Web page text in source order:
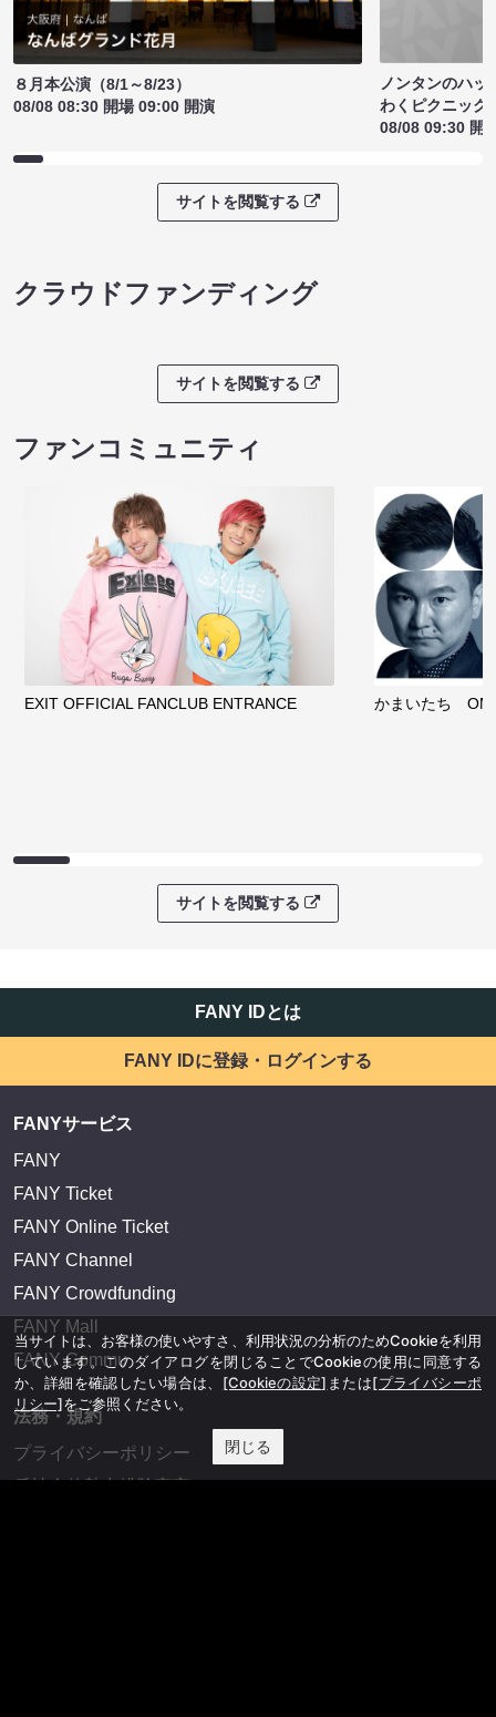
８月本公演（8/1～8/23）
08/08 08:30 開場 09:00 開演
ノンタンのハッ
わくピクニック
08/08 09:30 開
サイトを閲覧する
クラウドファンディング
サイトを閲覧する
ファンコミュニティ
EXIT OFFICIAL FANCLUB ENTRANCE かまいたち
サイトを閲覧する
FANY IDとは
FANY IDに登録・ログインする
FANYサービス
FANY
FANY Ticket
FANY Online Ticket
FANY Channel
FANY Crowdfunding
FANY Mall
FANY Commu
法務・規約
プライバシーポリシー
反社会的勢力排除宣言
当サイトは、お客様の使いやすさ、利用状況の分析のためCookieを利用
しています。このダイアログを閉じることでCookieの使用に同意する
か、詳細を確認したい場合は、 [Cookieの設定] または[プライバシーポ
リシー]をご参照ください。
閉じる